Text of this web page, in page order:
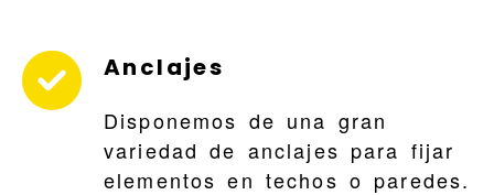
Anclajes
Disponemos de una gran
variedad de anclajes para fijar
elementos en techos o paredes.